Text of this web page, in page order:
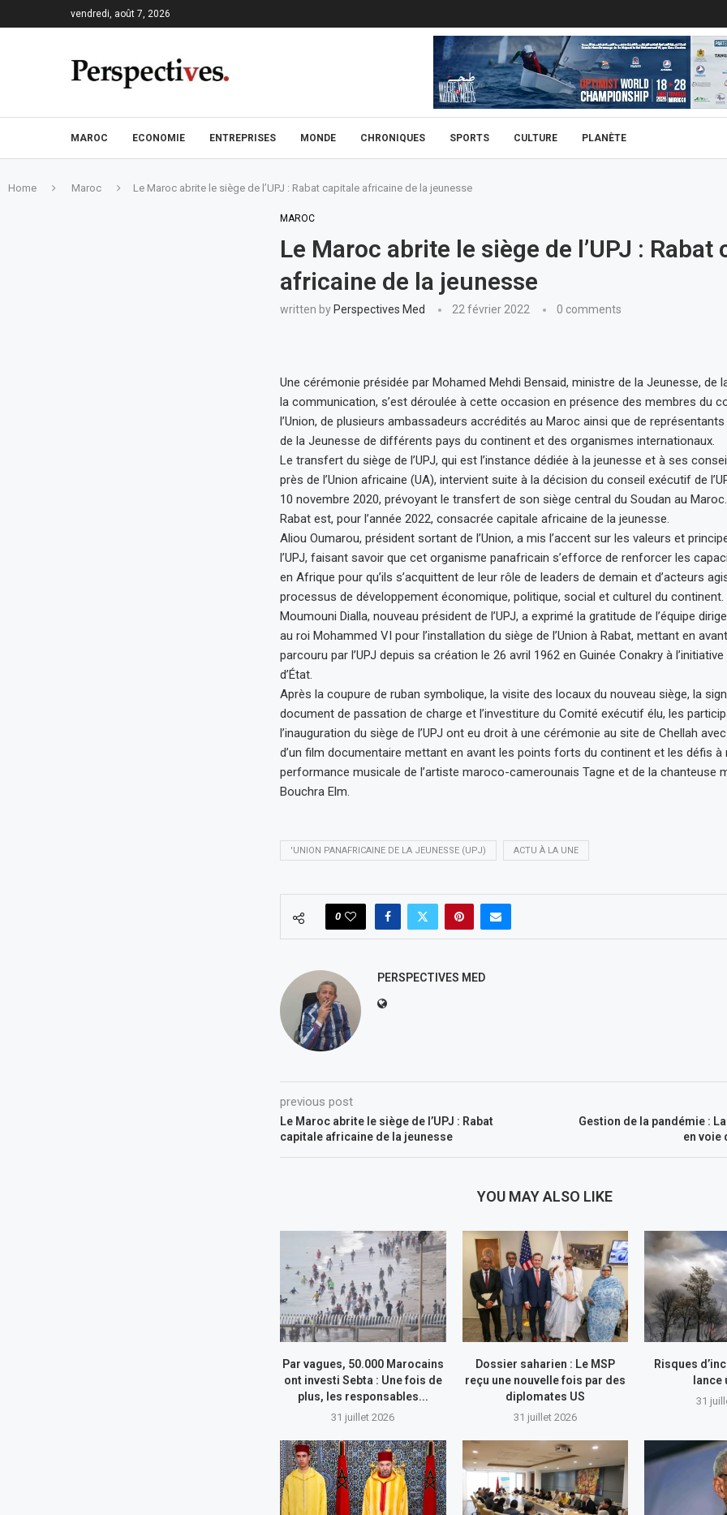
vendredi, août 7, 2026
MAROC ECONOMIE ENTREPRISES MONDE CHRONIQUES SPORTS CULTURE PLANÈTE
Home Maroc Le Maroc abrite le siège de l’UPJ : Rabat capitale africaine de la jeunesse
MAROC
Le Maroc abrite le siège de l’UPJ : Rabat
africaine de la jeunesse
written by Perspectives Med 22 février 2022 0 comments
Une cérémonie présidée par Mohamed Mehdi Bensaid, ministre de la Jeunesse, de
la communication, s’est déroulée à cette occasion en présence des membres du
l’Union, de plusieurs ambassadeurs accrédités au Maroc ainsi que de
de la Jeunesse de différents pays du continent et des organismes internationaux.
Le transfert du siège de l’UPJ, qui est l’instance dédiée à la jeunesse et à ses
près de l’Union africaine (UA), intervient suite à la décision du conseil exécutif de
10 novembre 2020, prévoyant le transfert de son siège central du Soudan au
Rabat est, pour l’année 2022, consacrée capitale africaine de la jeunesse.
Aliou Oumarou, président sortant de l’Union, a mis l’accent sur les valeurs et
l’UPJ, faisant savoir que cet organisme panafricain s’efforce de renforcer les
en Afrique pour qu’ils s’acquittent de leur rôle de leaders de demain et d’acteurs
processus de développement économique, politique, social et culturel du continent.
Moumouni Dialla, nouveau président de l’UPJ, a exprimé la gratitude de l’équipe
au roi Mohammed VI pour l’installation du siège de l’Union à Rabat, mettant en
parcouru par l’UPJ depuis sa création le 26 avril 1962 en Guinée Conakry à
d’État.
Après la coupure de ruban symbolique, la visite des locaux du nouveau siège, la
document de passation de charge et l’investiture du Comité exécutif élu, les
l’inauguration du siège de l’UPJ ont eu droit à une cérémonie au site de Chellah
d’un film documentaire mettant en avant les points forts du continent et les défis à
performance musicale de l’artiste maroco-camerounais Tagne et de la chanteuse
Bouchra Elm.
'UNION PANAFRICAINE DE LA JEUNESSE (UPJ) ACTU À LA UNE
0
PERSPECTIVES MED
previous post
Le Maroc abrite le siège de l’UPJ : Rabat
capitale africaine de la jeunesse
Gestion de la pandémie :
en voie
YOU MAY ALSO LIKE
Par vagues, 50.000 Marocains
ont investi Sebta : Une fois de
plus, les responsables...
31 juillet 2026
Dossier saharien : Le MSP
reçu une nouvelle fois par des
diplomates US
31 juillet 2026
Risques
lance
31